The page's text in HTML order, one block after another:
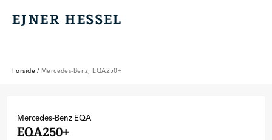
EJNER HESSEL
EJNER HESSEL
Forside / Mercedes-Benz, EQA250+
Mercedes-Benz EQA
EQA250+